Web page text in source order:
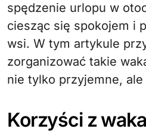
spędzenie urlopu w
ciesząc się spokojem i
wsi. W tym artykule
zorganizować takie
nie tylko przyjemne,
Korzyści z